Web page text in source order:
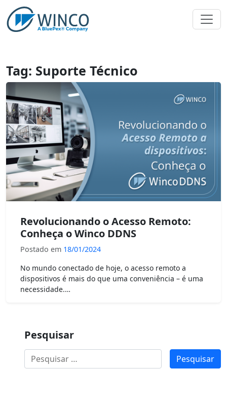
Pular
para
Tag: Suporte Técnico
Revolucionando o Acesso Remoto:
Conheça o Winco DDNS
Postado em 18/01/2024
No mundo conectado de hoje, o acesso remoto a
dispositivos é mais do que uma conveniência – é uma
necessidade.…
Pesquisar
Pesquisar
por: